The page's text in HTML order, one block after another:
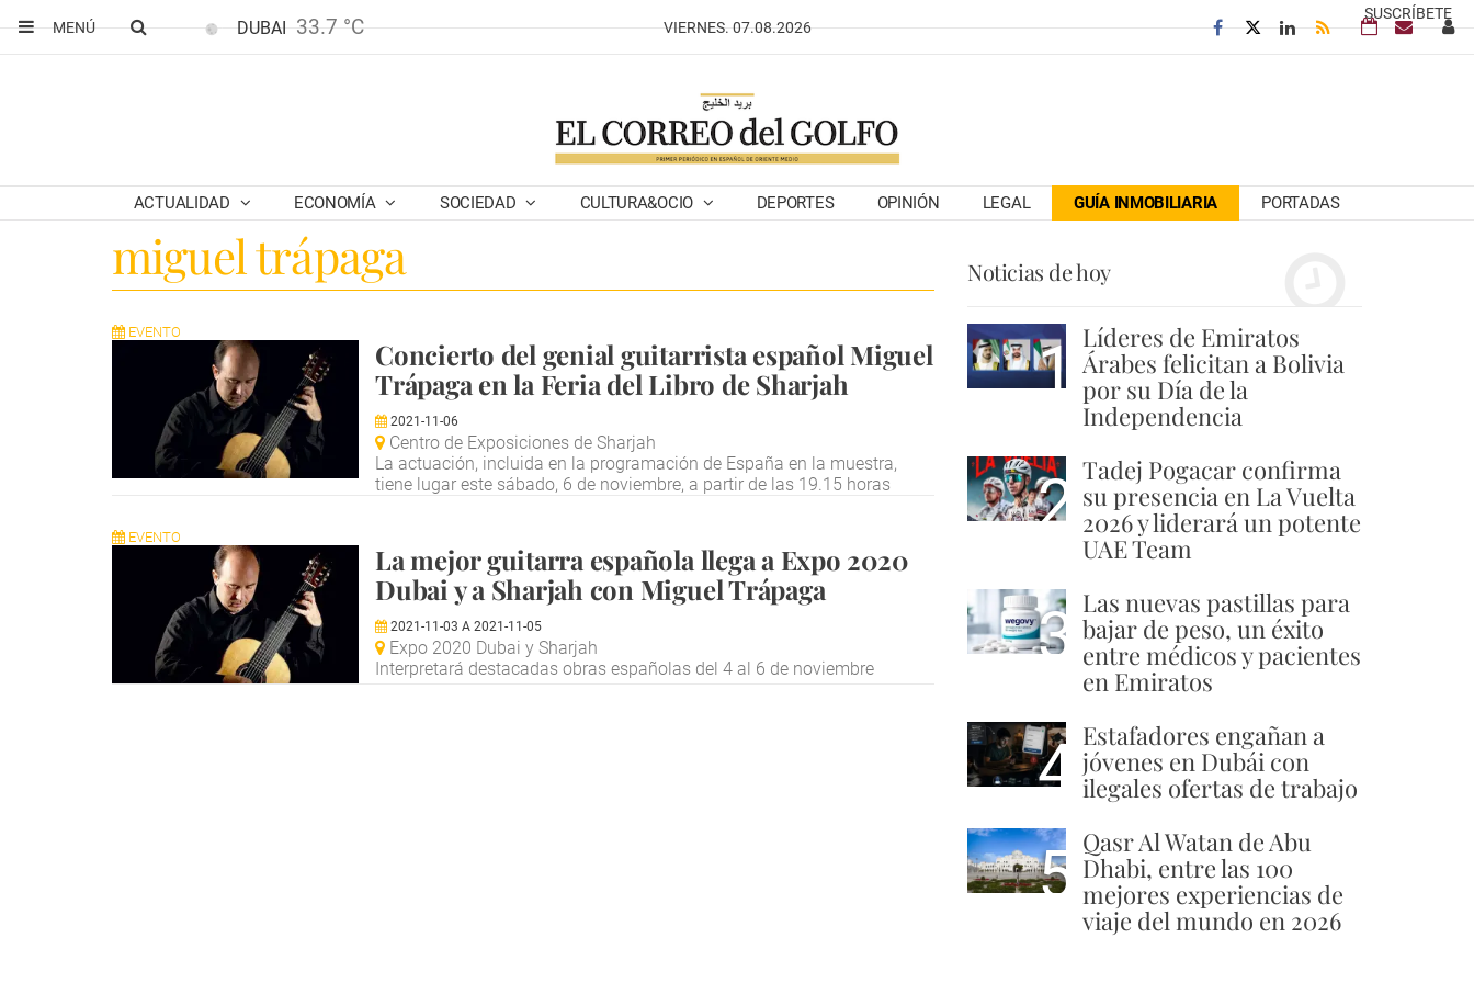
SUSCRÍBETE
MENÚ
DUBAI 33.7 °C VIERNES. 07.08.2026
ACTUALIDAD ECONOMÍA SOCIEDAD CULTURA&OCIO DEPORTES OPINIÓN LEGAL GUÍA INMOBILIARIA PORTADAS
miguel trápaga
EVENTO
Concierto del genial guitarrista español Miguel
Trápaga en la Feria del Libro de Sharjah
2021-11-06
Centro de Exposiciones de Sharjah
La actuación, incluida en la programación de España en la muestra,
tiene lugar este sábado, 6 de noviembre, a partir de las 19.15 horas
EVENTO
La mejor guitarra española llega a Expo 2020
Dubai y a Sharjah con Miguel Trápaga
2021-11-03 A 2021-11-05
Expo 2020 Dubai y Sharjah
Interpretará destacadas obras españolas del 4 al 6 de noviembre
Noticias de hoy
1 Líderes de Emiratos
Árabes felicitan a Bolivia
por su Día de la
Independencia
2 Tadej Pogacar confirma
su presencia en La Vuelta
2026 y liderará un potente
UAE Team
3 Las nuevas pastillas para
bajar de peso, un éxito
entre médicos y pacientes
en Emiratos
4 Estafadores engañan a
jóvenes en Dubái con
ilegales ofertas de trabajo
5 Qasr Al Watan de Abu
Dhabi, entre las 100
mejores experiencias de
viaje del mundo en 2026